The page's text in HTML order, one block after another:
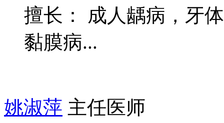
擅长： 成人龋病，牙
黏膜病...
姚淑萍 主任医师